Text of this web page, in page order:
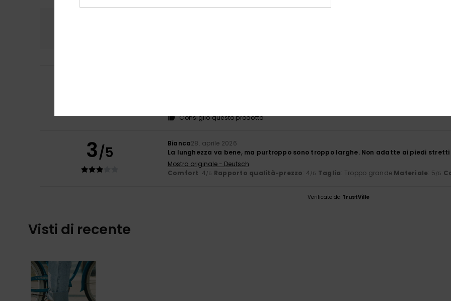
Consiglio questo prodotto
3/5 Bianca28. aprile 2026
La lunghezza va bene, ma purtroppo sono troppo larghe. Non adatte ai piedi stretti
Mostra originale - Deutsch
Comfort: 4/5 Rapporto qualità-prezzo: 4/5 Taglia: Troppo grande Materiale: 5/5
Verificato da TrustVille
Visti di recente